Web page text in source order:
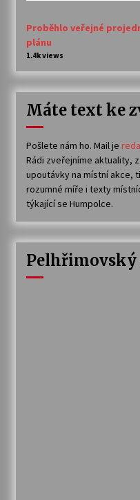
Proběhlo veřejné
plánu
1.4k views
Máte text ke
Pošlete nám ho. Mail je
Rádi zveřejníme aktuality,
upoutávky na místní akce,
rozumné míře i texty
týkající se Humpolce.